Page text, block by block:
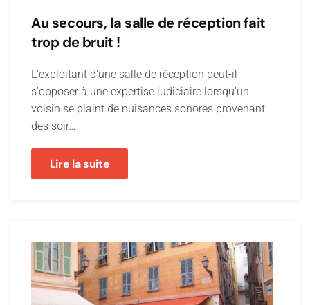
Au secours, la salle de réception fait
trop de bruit !
L'exploitant d'une salle de réception peut-il
s'opposer à une expertise judiciaire lorsqu'un
voisin se plaint de nuisances sonores provenant
des soir…
Lire la suite